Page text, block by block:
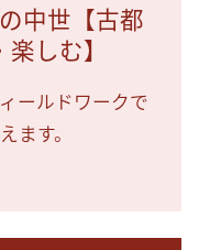
中世【古都
しむ】
ールドワークで
ます。